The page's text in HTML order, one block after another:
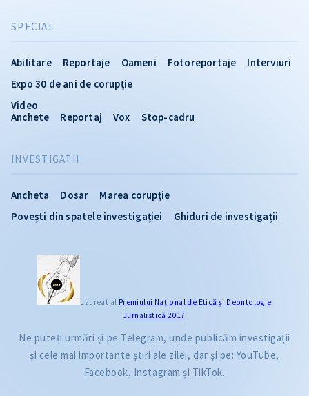
INVESTIGATII
Ancheta Dosar
Marea corupție
Povești din spatele investigației
Ghiduri de investigații
SPECIAL
Abilitare Reportaje Oameni Fotoreportaje
Interviuri
Expo 30 de ani de corupție
Video
Anchete
Reportaj Vox Stop-cadru
Laureat al Premiului Naţional de Etică și Deontologie
Jurnalistică 2017
Ne puteți urmări și pe Telegram, unde publicăm investigații
și cele mai importante știri ale zilei, dar și pe: YouTube,
Facebook, Instagram și TikTok.